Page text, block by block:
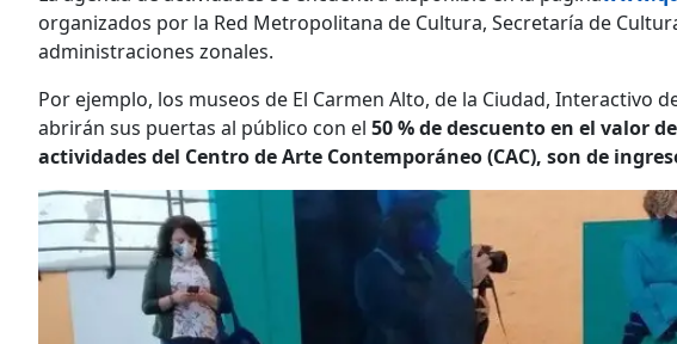
organizados por la Red Metropolitana de Cultura, Secretaría de
administraciones zonales.
Por ejemplo, los museos de El Carmen Alto, de la Ciudad, Interactivo
abrirán sus puertas al público con el 50 % de descuento en el valor
actividades del Centro de Arte Contemporáneo (CAC), son de